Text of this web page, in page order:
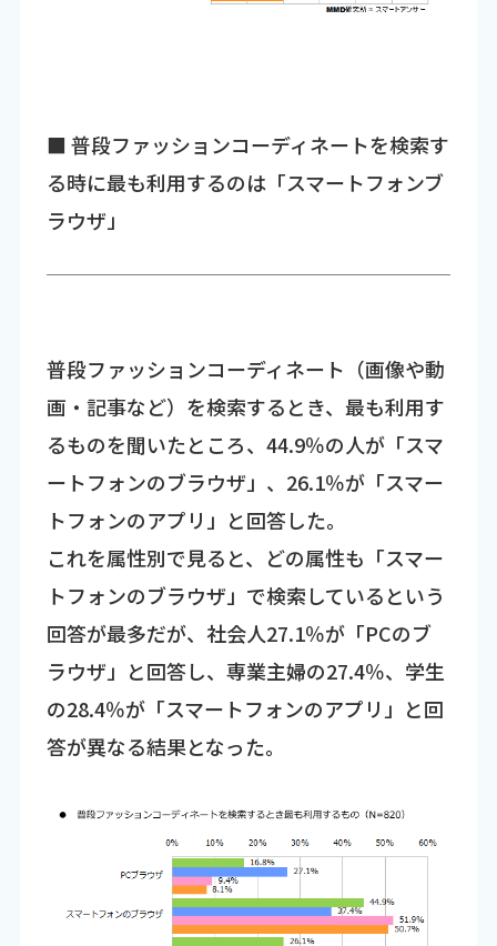
■ 普段ファッションコーディネートを検索す
る時に最も利用するのは「スマートフォンブ
ラウザ」
普段ファッションコーディネート（画像や動
画・記事など）を検索するとき、最も利用す
るものを聞いたところ、44.9％の人が「スマ
ートフォンのブラウザ」、26.1％が「スマー
トフォンのアプリ」と回答した。
これを属性別で見ると、どの属性も「スマー
トフォンのブラウザ」で検索しているという
回答が最多だが、社会人27.1％が「PCのブ
ラウザ」と回答し、専業主婦の27.4％、学生
の28.4％が「スマートフォンのアプリ」と回
答が異なる結果となった。